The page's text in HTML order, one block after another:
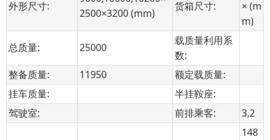
外形尺寸:
2500×3200 (mm)
货箱尺寸:
× (m
m)
总质量:
25000
载质量利用系
数:
整备质量:
11950
额定载质量:
挂车质量:
半挂鞍座:
驾驶室:
前排乘客: 3,2
148